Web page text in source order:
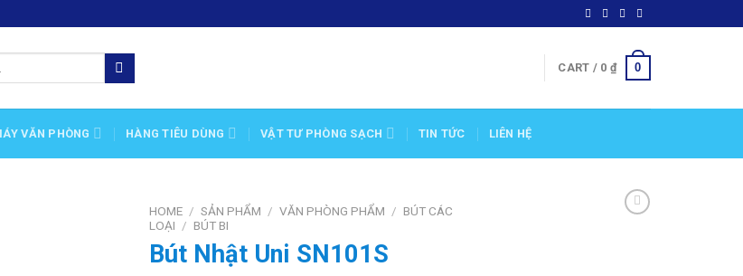
CART / 0 ₫ 0
VĂN PHÒNG HÀNG TIÊU DÙNG VẬT TƯ PHÒNG SẠCH TIN TỨC LIÊN HỆ
HOME / SẢN PHẨM / VĂN PHÒNG PHẨM / BÚT CÁC
LOẠI / BÚT BI
Bút Nhật Uni SN101S